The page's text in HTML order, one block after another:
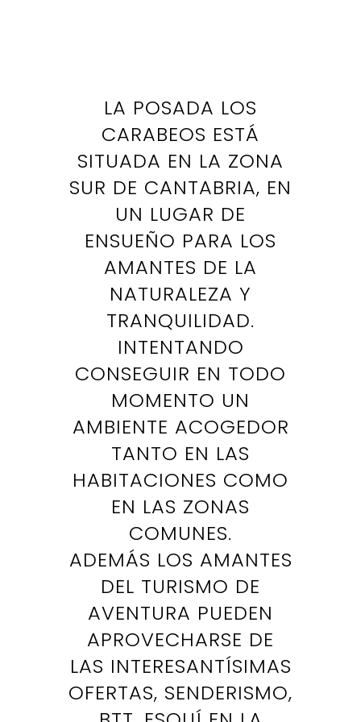
LA POSADA LOS
CARABEOS ESTÁ
SITUADA EN LA ZONA
SUR DE CANTABRIA, EN
UN LUGAR DE
ENSUEÑO PARA LOS
AMANTES DE LA
NATURALEZA Y
TRANQUILIDAD.
INTENTANDO
CONSEGUIR EN TODO
MOMENTO UN
AMBIENTE ACOGEDOR
TANTO EN LAS
HABITACIONES COMO
EN LAS ZONAS
COMUNES.
ADEMÁS LOS AMANTES
DEL TURISMO DE
AVENTURA PUEDEN
APROVECHARSE DE
LAS INTERESANTÍSIMAS
OFERTAS, SENDERISMO,